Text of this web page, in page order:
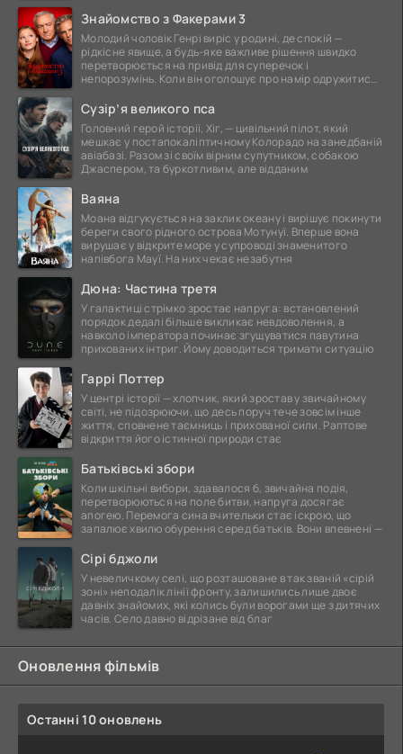
Знайомство з Факерами 3
Молодий чоловік Генрі виріс у родині, де спокій —
рідкісне явище, а будь-яке важливе рішення швидко
перетворюється на привід для суперечок і
непорозумінь. Коли він оголошує про намір одружитися,
Сузір’я великого пса
Головний герой історії, Хіг, — цивільний пілот, який
мешкає у постапокаліптичному Колорадо на занедбаній
авіабазі. Разом зі своїм вірним супутником, собакою
Джаспером, та буркотливим, але відданим
Ваяна
Моана відгукується на заклик океану і вирішує покинути
береги свого рідного острова Мотунуї. Вперше вона
вирушає у відкрите море у супроводі знаменитого
напівбога Мауї. На них чекає незабутня
Дюна: Частина третя
У галактиці стрімко зростає напруга: встановлений
порядок дедалі більше викликає невдоволення, а
навколо імператора починає згущуватися павутина
прихованих інтриг. Йому доводиться тримати ситуацію
Гаррі Поттер
У центрі історії — хлопчик, який зростав у звичайному
світі, не підозрюючи, що десь поруч тече зовсім інше
життя, сповнене таємниць і прихованої сили. Раптове
відкриття його істинної природи стає
Батьківські збори
Коли шкільні вибори, здавалося б, звичайна подія,
перетворюються на поле битви, напруга досягає
апогею. Перемога сина вчительки стає іскрою, що
запалює хвилю обурення серед батьків. Вони впевнені —
Сірі бджоли
У невеличкому селі, що розташоване в так званій «сірій
зоні» неподалік лінії фронту, залишились лише двоє
давніх знайомих, які колись були ворогами ще з дитячих
часів. Село давно відрізане від благ
Оновлення фільмів
Останні 10 оновлень